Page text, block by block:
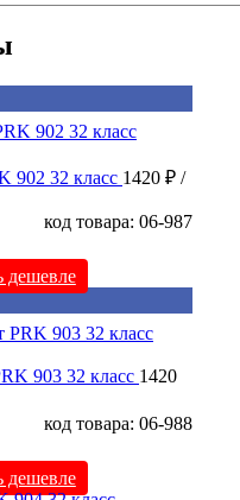
902 32 класс 1420 ₽ /
код товара: 06-987
дешевле
903 32 класс 1420
код товара: 06-988
дешевле